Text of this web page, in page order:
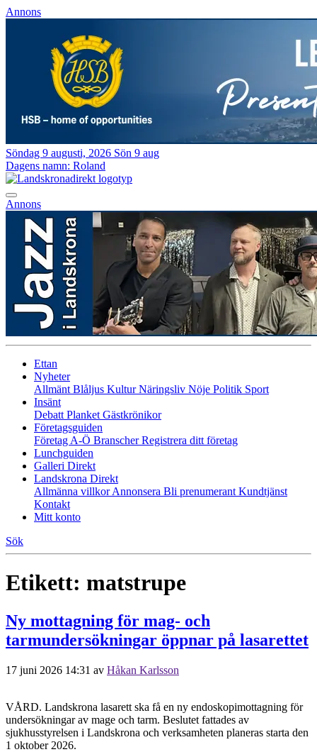
Annons
Söndag 9 augusti, 2026 Sön 9 aug
Dagens namn: Roland
Annons
Ettan
Nyheter
Allmänt Blåljus KulturNäringsliv Nöje Politik Sport
Insänt
Debatt Planket Gästkrönikor
Företagsguiden
Företag A-Ö BranscherRegistrera ditt företag
Lunchguiden
Galleri Direkt
Landskrona Direkt
Allmänna villkorAnnonsera Bli prenumerant Kundtjänst
Kontakt
Mitt konto
Sök
Etikett: matstrupe
Ny mottagning för mag- och
tarmundersökningar öppnar på lasarettet
17 juni 2026 14:31 av Håkan Karlsson
VÅRD. Landskrona lasarett ska få en ny endoskopimottagning för
undersökningar av mage och tarm. Beslutet fattades av
sjukhusstyrelsen i Landskrona och verksamheten planeras starta den
1 oktober 2026.